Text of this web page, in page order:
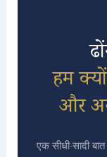
हम
और
एक सीधी-सादी